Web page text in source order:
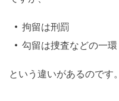
拘留は刑罰
勾留は捜査などの一環
という違いがあるのです。